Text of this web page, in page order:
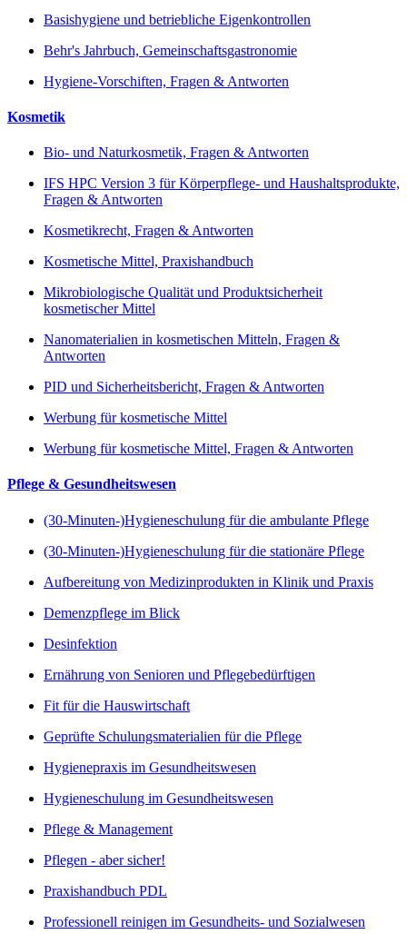
Basishygiene und betriebliche Eigenkontrollen
Behr's Jahrbuch, Gemeinschaftsgastronomie
Hygiene-Vorschiften, Fragen & Antworten
Kosmetik
Bio- und Naturkosmetik, Fragen & Antworten
IFS HPC Version 3 für Körperpflege- und Haushaltsprodukte,
Fragen & Antworten
Kosmetikrecht, Fragen & Antworten
Kosmetische Mittel, Praxishandbuch
Mikrobiologische Qualität und Produktsicherheit
kosmetischer Mittel
Nanomaterialien in kosmetischen Mitteln, Fragen &
Antworten
PID und Sicherheitsbericht, Fragen & Antworten
Werbung für kosmetische Mittel
Werbung für kosmetische Mittel, Fragen & Antworten
Pflege & Gesundheitswesen
(30-Minuten-)Hygieneschulung für die ambulante Pflege
(30-Minuten-)Hygieneschulung für die stationäre Pflege
Aufbereitung von Medizinprodukten in Klinik und Praxis
Demenzpflege im Blick
Desinfektion
Ernährung von Senioren und Pflegebedürftigen
Fit für die Hauswirtschaft
Geprüfte Schulungsmaterialien für die Pflege
Hygienepraxis im Gesundheitswesen
Hygieneschulung im Gesundheitswesen
Pflege & Management
Pflegen - aber sicher!
Praxishandbuch PDL
Professionell reinigen im Gesundheits- und Sozialwesen